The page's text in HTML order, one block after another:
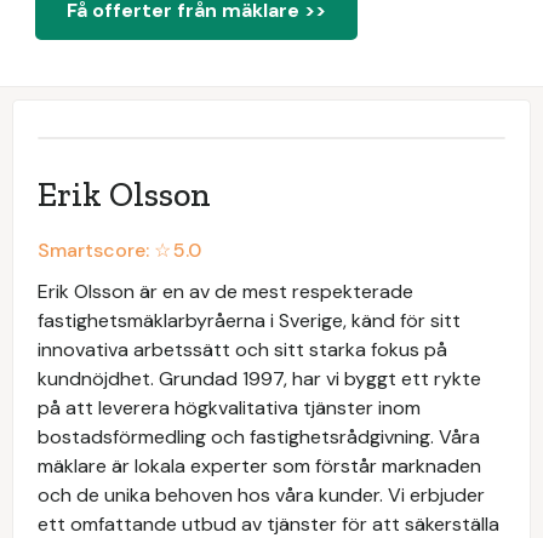
Få offerter från mäklare >>
Erik Olsson
Smartscore: ☆5.0
Erik Olsson är en av de mest respekterade
fastighetsmäklarbyråerna i Sverige, känd för sitt
innovativa arbetssätt och sitt starka fokus på
kundnöjdhet. Grundad 1997, har vi byggt ett rykte
på att leverera högkvalitativa tjänster inom
bostadsförmedling och fastighetsrådgivning. Våra
mäklare är lokala experter som förstår marknaden
och de unika behoven hos våra kunder. Vi erbjuder
ett omfattande utbud av tjänster för att säkerställa